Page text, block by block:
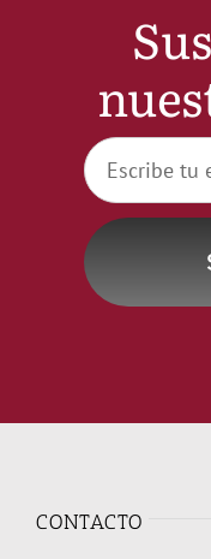
CONTACTO